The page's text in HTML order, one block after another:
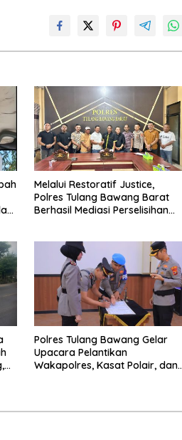
Melalui Restoratif Justice,
Polres Tulang Bawang Barat
Berhasil Mediasi Perselisihan
Polres Tulang Bawang Gelar
Upacara Pelantikan
Wakapolres, Kasat Polair, dan